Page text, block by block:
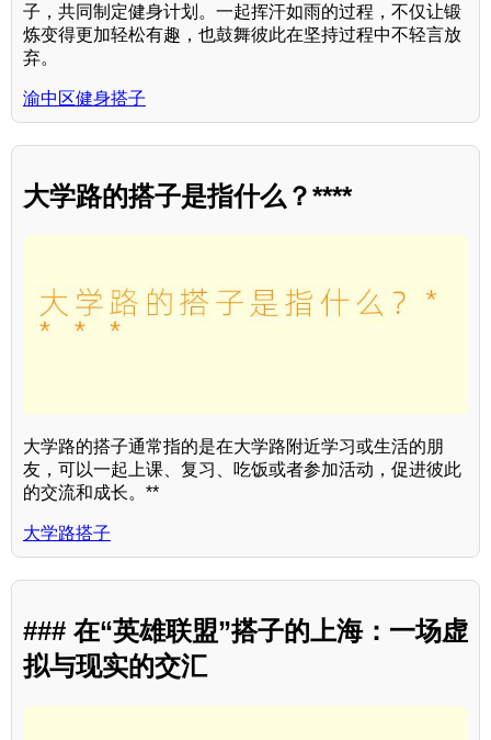
子，共同制定健身计划。一起挥汗如雨的过程，不仅让锻
炼变得更加轻松有趣，也鼓舞彼此在坚持过程中不轻言放
弃。
渝中区健身搭子
大学路的搭子是指什么？****
大学路的搭子通常指的是在大学路附近学习或生活的朋
友，可以一起上课、复习、吃饭或者参加活动，促进彼此
的交流和成长。**
大学路搭子
### 在“英雄联盟”搭子的上海：一场虚
拟与现实的交汇